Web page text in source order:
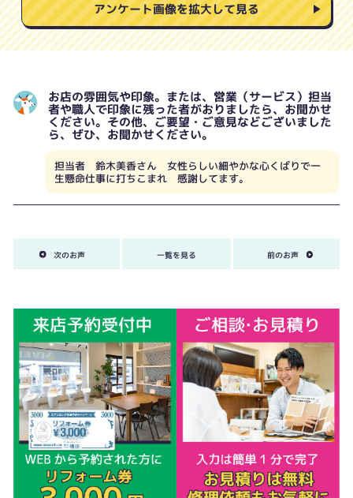
アンケート画像を拡大して見る
お店の雰囲気や印象。または、営業（サービス）担当
者や職人で印象に残った者がおりましたら、お聞かせ
ください。その他、ご要望・ご意見などございました
ら、ぜひ、お聞かせください。
担当者 鈴木美香さん 女性らしい細やかな心くばりで一
生懸命仕事に打ちこまれ 感謝してます。
次のお声 一覧を見る 前のお声